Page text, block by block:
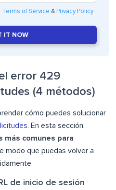
Terms of Service & Privacy Policy
IT NOW
error 429
(4 métodos)
cómo puedes solucionar
. En esta sección,
más comunes para
modo que puedas volver a
de inicio de sesión